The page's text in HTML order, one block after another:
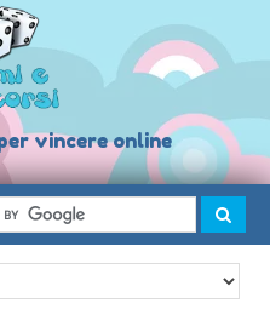
vincere online